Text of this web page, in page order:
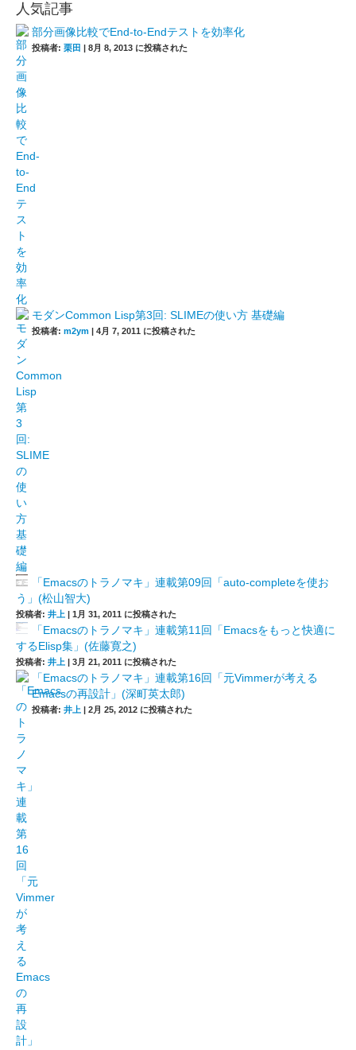
人気記事
部分画像比較でEnd-to-Endテストを効率化
投稿者: 栗田 | 8月 8, 2013 に投稿された
モダンCommon Lisp第3回: SLIMEの使い方 基礎編
投稿者: m2ym | 4月 7, 2011 に投稿された
「Emacsのトラノマキ」連載第09回「auto-completeを使お
う」(松山智大)
投稿者: 井上 | 1月 31, 2011 に投稿された
「Emacsのトラノマキ」連載第11回「Emacsをもっと快適に
するElisp集」(佐藤寛之)
投稿者: 井上 | 3月 21, 2011 に投稿された
「Emacsのトラノマキ」連載第16回「元Vimmerが考える
Emacsの再設計」(深町英太郎)
投稿者: 井上 | 2月 25, 2012 に投稿された